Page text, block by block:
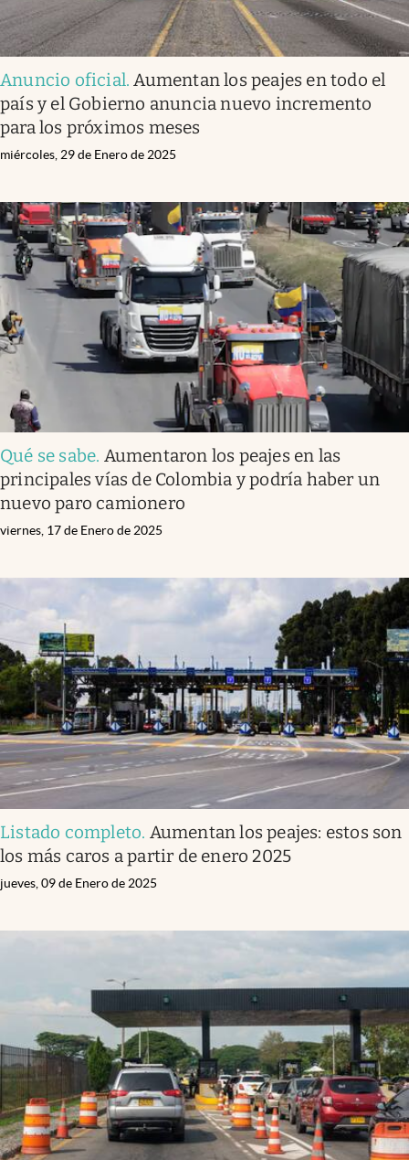
Anuncio oficial.Aumentan los peajes en todo el
país y el Gobierno anuncia nuevo incremento
para los próximos meses
miércoles, 29 de Enero de 2025
Qué se sabe. Aumentaron los peajes en las
principales vías de Colombia y podría haber un
nuevo paro camionero
viernes, 17 de Enero de 2025
Listado completo. Aumentan los peajes: estos son
los más caros a partir de enero 2025
jueves, 09 de Enero de 2025